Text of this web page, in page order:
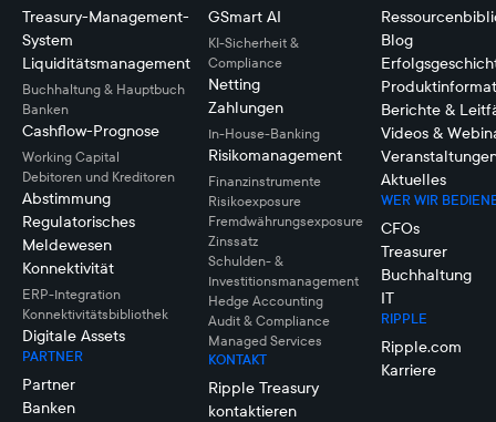
Treasury-Management-
System
Liquiditätsmanagement
Buchhaltung & Hauptbuch
Banken
Cashflow-Prognose
Working Capital
Debitoren und Kreditoren
Abstimmung
Regulatorisches
Meldewesen
Konnektivität
ERP-Integration
Konnektivitätsbibliothek
Digitale Assets
PARTNER
Partner
Banken
GSmart AI
KI-Sicherheit &
Compliance
Netting
Zahlungen
In-House-Banking
Risikomanagement
Finanzinstrumente
Risikoexposure
Fremdwährungsexposure
Zinssatz
Schulden- &
Investitionsmanagement
Hedge Accounting
Audit & Compliance
Managed Services
KONTAKT
Ripple Treasury
kontaktieren
Blog
Berichte &
Videos &
Aktuelles
WER WIR
CFOs
Treasurer
Buchhaltung
IT
RIPPLE
Ripple.com
Karriere